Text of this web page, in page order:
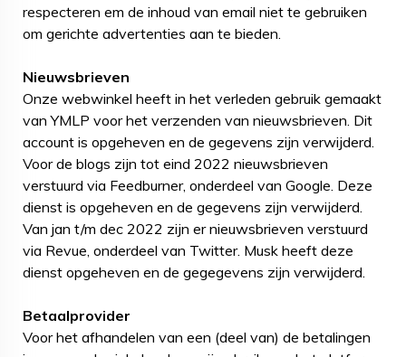
respecteren em de inhoud van email niet te gebruiken
om gerichte advertenties aan te bieden.
Nieuwsbrieven
Onze webwinkel heeft in het verleden gebruik gemaakt
van YMLP voor het verzenden van nieuwsbrieven. Dit
account is opgeheven en de gegevens zijn verwijderd.
Voor de blogs zijn tot eind 2022 nieuwsbrieven
verstuurd via Feedburner, onderdeel van Google. Deze
dienst is opgeheven en de gegevens zijn verwijderd.
Van jan t/m dec 2022 zijn er nieuwsbrieven verstuurd
via Revue, onderdeel van Twitter. Musk heeft deze
dienst opgeheven en de gegegevens zijn verwijderd.
Betaalprovider
Voor het afhandelen van een (deel van) de betalingen